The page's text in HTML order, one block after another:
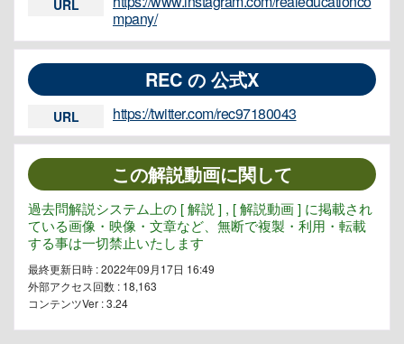
URL
mpany/
REC の 公式X
URL https://twitter.com/rec97180043
この解説動画に関して
過去問解説システム上の [ 解説 ] , [ 解説動画 ] に掲載され
ている画像・映像・文章など、無断で複製・利用・転載
する事は一切禁止いたします
最終更新日時 : 2022年09月17日 16:49
外部アクセス回数 : 18,163
コンテンツVer : 3.24